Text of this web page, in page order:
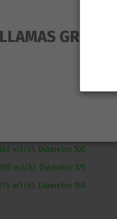
h). Diámetro 150
h). Diámetro 100
h). Diámetro 125
h). Diámetro 150
m3/h). Diámetro 100
m3/h). Diámetro 125
m3/h). Diámetro 150
LLAMAS GROW